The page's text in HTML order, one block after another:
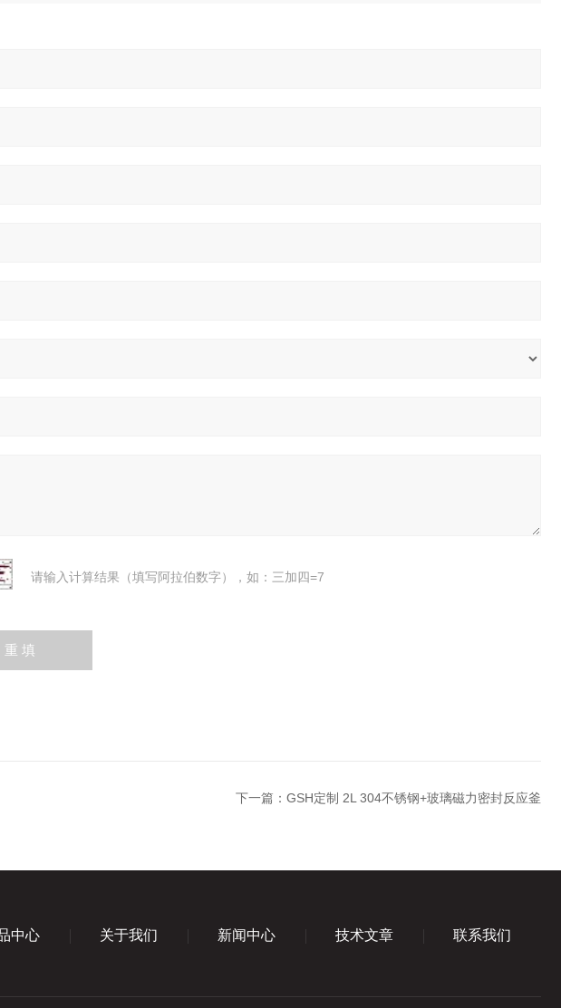
请输入计算结果（填写阿拉伯数字），如：三加四=7
下一篇： GSH定制 2L 304不锈钢+玻璃磁力密封反应釜
中心 关于我们 新闻中心 技术文章 联系我们